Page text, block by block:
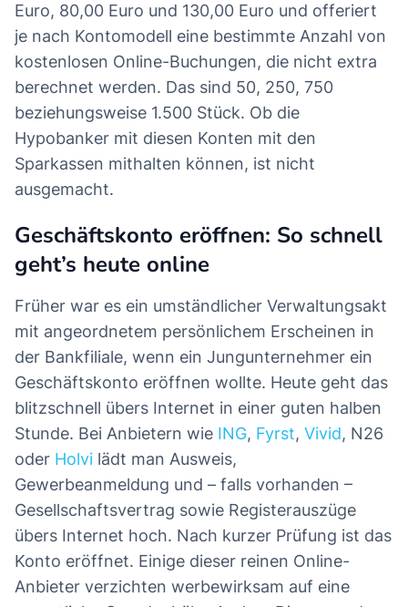
Euro, 80,00 Euro und 130,00 Euro und offeriert
je nach Kontomodell eine bestimmte Anzahl von
kostenlosen Online-Buchungen, die nicht extra
berechnet werden. Das sind 50, 250, 750
beziehungsweise 1.500 Stück. Ob die
Hypobanker mit diesen Konten mit den
Sparkassen mithalten können, ist nicht
ausgemacht.
Geschäftskonto eröffnen: So schnell
geht’s heute online
Früher war es ein umständlicher Verwaltungsakt
mit angeordnetem persönlichem Erscheinen in
der Bankfiliale, wenn ein Jungunternehmer ein
Geschäftskonto eröffnen wollte. Heute geht das
blitzschnell übers Internet in einer guten halben
Stunde. Bei Anbietern wie ING, Fyrst, Vivid, N26
oder Holvi lädt man Ausweis,
Gewerbeanmeldung und – falls vorhanden –
Gesellschaftsvertrag sowie Registerauszüge
übers Internet hoch. Nach kurzer Prüfung ist das
Konto eröffnet. Einige dieser reinen Online-
Anbieter verzichten werbewirksam auf eine